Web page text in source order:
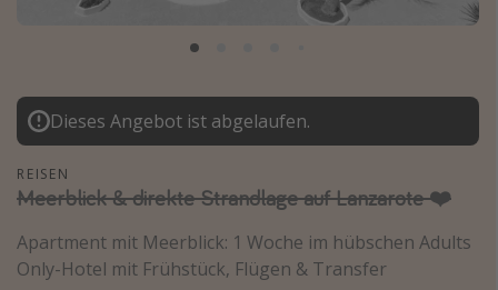
St. Lucia Urlaub
Kefalonia Urlaub
Krabi Urlaub
Tulum Urlaub
Sri Lanka Rundreise
Japan Rundreise
Dieses Angebot ist abgelaufen.
REISEN
Meerblick & direkte Strandlage auf Lanzarote ❤️
Apartment mit Meerblick: 1 Woche im hübschen Adults
Only-Hotel mit Frühstück, Flügen & Transfer